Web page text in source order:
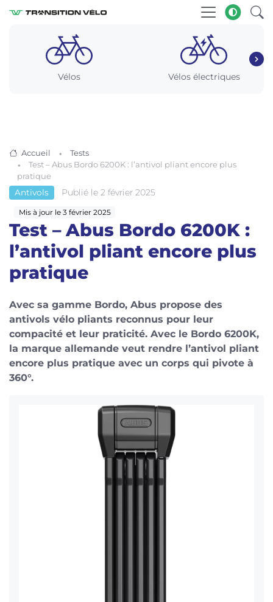
Vélos Vélos électriques
Accueil
Tests
Test – Abus Bordo 6200K : l’antivol pliant encore plus
pratique
Antivols
Publié le 2 février 2025
Mis à jour le 3 février 2025
Test – Abus Bordo 6200K :
l’antivol pliant encore plus
pratique
Avec sa gamme Bordo, Abus propose des
antivols vélo pliants reconnus pour leur
compacité et leur praticité. Avec le Bordo 6200K,
la marque allemande veut rendre l’antivol pliant
encore plus pratique avec un corps qui pivote à
360°.